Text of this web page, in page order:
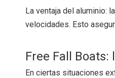
La ventaja del aluminio:
velocidades. Esto
Free Fall
En ciertas situaciones